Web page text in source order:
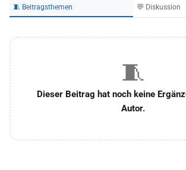
🧵 Beitragsthemen 💬 Diskussion
🧵
Dieser Beitrag hat noch keine
Autor.